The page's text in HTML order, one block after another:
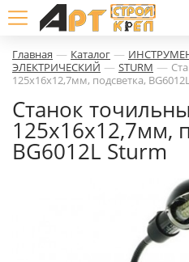
Главная — Каталог —
ЭЛЕКТРИЧЕСКИЙ — STURM —
125х16х12,7мм, подсветка,
Станок
125х16х12,7мм,
BG6012L Sturm